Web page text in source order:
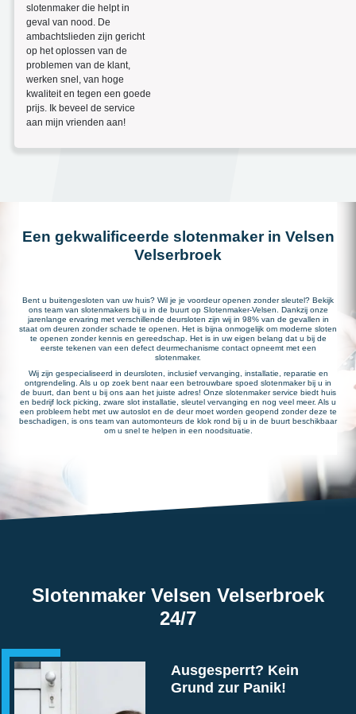
slotenmaker die helpt in
geval van nood. De
ambachtslieden zijn gericht
op het oplossen van de
problemen van de klant,
werken snel, van hoge
kwaliteit en tegen een goede
prijs. Ik beveel de service
aan mijn vrienden aan!
Een gekwalificeerde slotenmaker in Velsen
Velserbroek
Bent u buitengesloten van uw huis? Wil je je voordeur openen zonder sleutel? Bekijk
ons team van slotenmakers bij u in de buurt op Slotenmaker-Velsen. Dankzij onze
jarenlange ervaring met verschillende deursloten zijn wij in 98% van de gevallen in
staat om deuren zonder schade te openen. Het is bijna onmogelijk om moderne sloten
te openen zonder kennis en gereedschap. Het is in uw eigen belang dat u bij de
eerste tekenen van een defect deurmechanisme contact opneemt met een
slotenmaker.
Wij zijn gespecialiseerd in deursloten, inclusief vervanging, installatie, reparatie en
ontgrendeling. Als u op zoek bent naar een betrouwbare spoed slotenmaker bij u in
de buurt, dan bent u bij ons aan het juiste adres! Onze slotenmaker service biedt huis
en bedrijf lock picking, zware slot installatie, sleutel vervanging en nog veel meer. Als u
een probleem hebt met uw autoslot en de deur moet worden geopend zonder deze te
beschadigen, is ons team van automonteurs de klok rond bij u in de buurt beschikbaar
om u snel te helpen in een noodsituatie.
Slotenmaker Velsen Velserbroek
24/7
Ausgesperrt? Kein
Grund zur Panik!